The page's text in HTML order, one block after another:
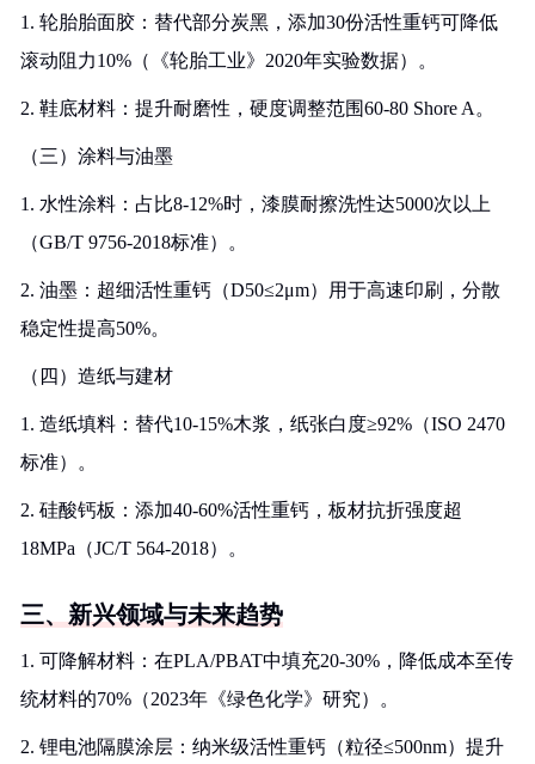
1. 轮胎胎面胶：替代部分炭黑，添加30份活性重钙可降低
滚动阻力10%（《轮胎工业》2020年实验数据）。
2. 鞋底材料：提升耐磨性，硬度调整范围60-80 Shore A。
（三）涂料与油墨
1. 水性涂料：占比8-12%时，漆膜耐擦洗性达5000次以上
（GB/T 9756-2018标准）。
2. 油墨：超细活性重钙（D50≤2μm）用于高速印刷，分散
稳定性提高50%。
（四）造纸与建材
1. 造纸填料：替代10-15%木浆，纸张白度≥92%（ISO 2470
标准）。
2. 硅酸钙板：添加40-60%活性重钙，板材抗折强度超
18MPa（JC/T 564-2018）。
三、新兴领域与未来趋势
1. 可降解材料：在PLA/PBAT中填充20-30%，降低成本至传
统材料的70%（2023年《绿色化学》研究）。
2. 锂电池隔膜涂层：纳米级活性重钙（粒径≤500nm）提升